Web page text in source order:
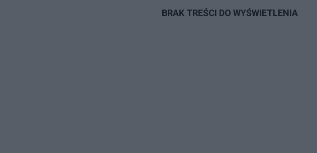
BRAK TREŚCI DO WYŚWIETLENIA